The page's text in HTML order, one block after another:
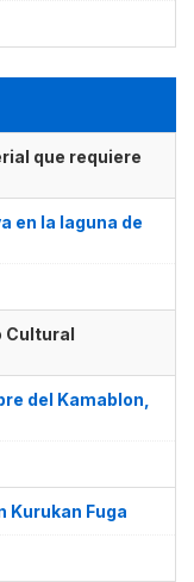
que requiere
en la laguna de
Cultural
del Kamablon,
Kurukan Fuga